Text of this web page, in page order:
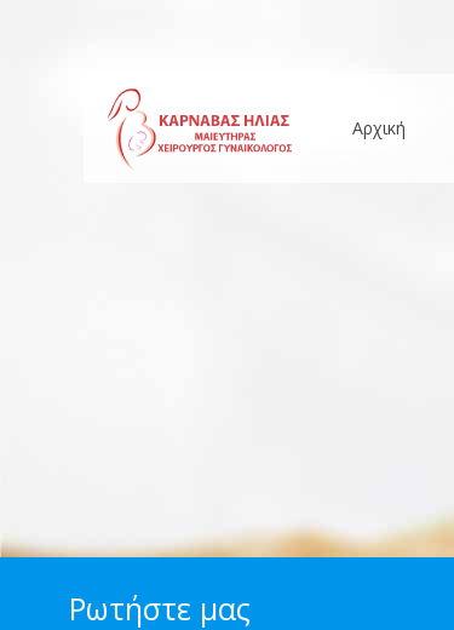
Αρχική
Ρωτήστε μας